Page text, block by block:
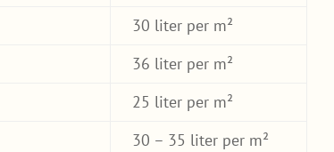
30 liter per m²
36 liter per m²
25 liter per m²
30 – 35 liter per m²